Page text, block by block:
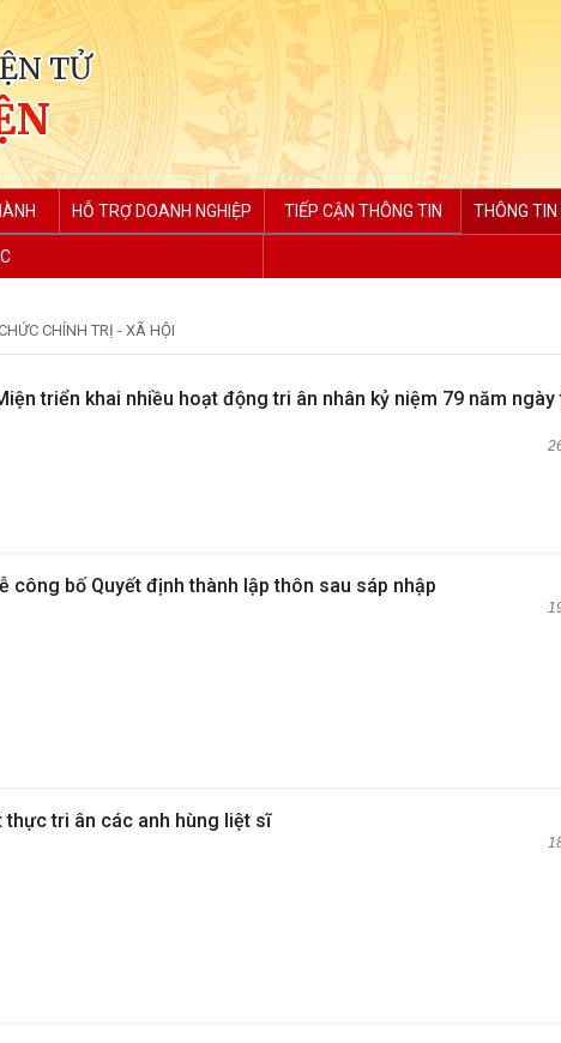
TỬ
HỖ TRỢ DOANH NGHIỆP TIẾP CẬN THÔNG TIN THÔNG
CHÍNH TRỊ - XÃ HỘI
triển khai nhiều hoạt động tri ân nhân kỷ niệm 79 năm ngày
công bố Quyết định thành lập thôn sau sáp nhập
thực tri ân các anh hùng liệt sĩ